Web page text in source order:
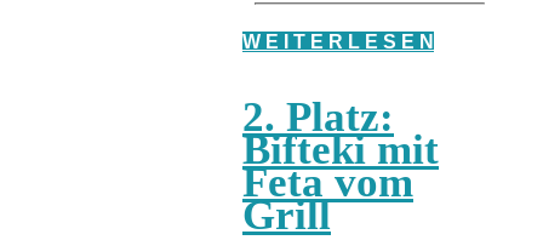
W E I T E R L E S E N
2. Platz:
Bifteki mit
Feta vom
Grill